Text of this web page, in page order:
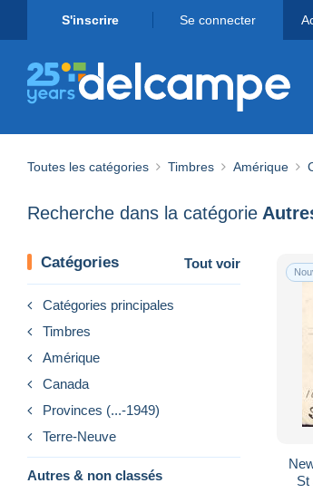
S'inscrire Se connecter
Toutes les catégories Timbres Amérique
Recherche dans la catégorie
Catégories Tout voir
Catégories principales
Timbres
Amérique
Canada
Provinces (...-1949)
Terre-Neuve
Autres & non classés
St